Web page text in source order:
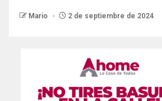
Mario 2 de septiembre de 2024